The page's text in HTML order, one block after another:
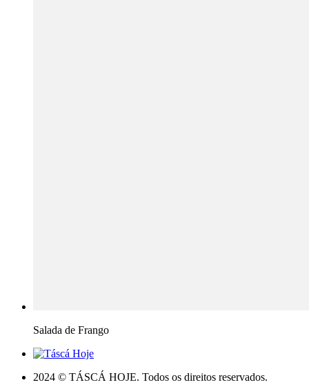
Salada de Frango
2024 © TÁSCÁ HOJE. Todos os direitos reservados.